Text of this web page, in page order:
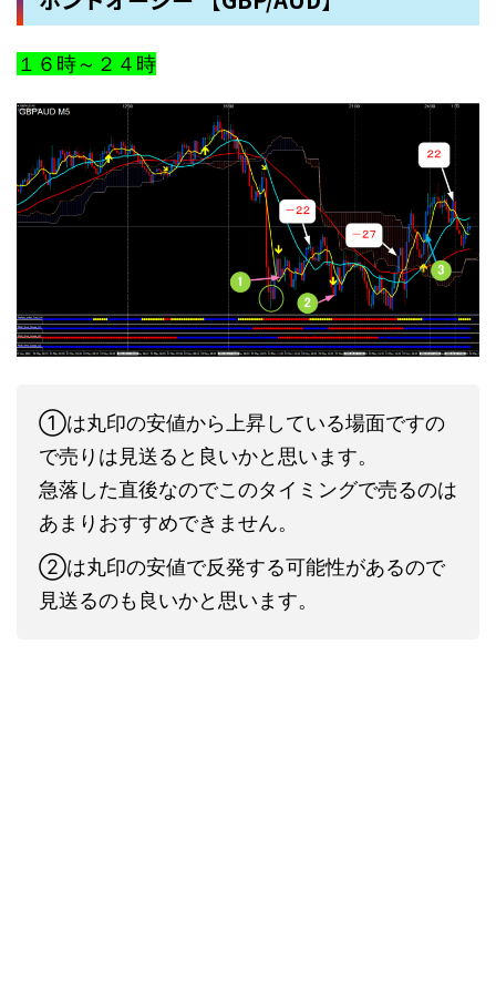
１６時～２４時
①は丸印の安値から上昇している場面ですの
で売りは見送ると良いかと思います。
急落した直後なのでこのタイミングで売るのは
あまりおすすめできません。
②は丸印の安値で反発する可能性があるので
見送るのも良いかと思います。